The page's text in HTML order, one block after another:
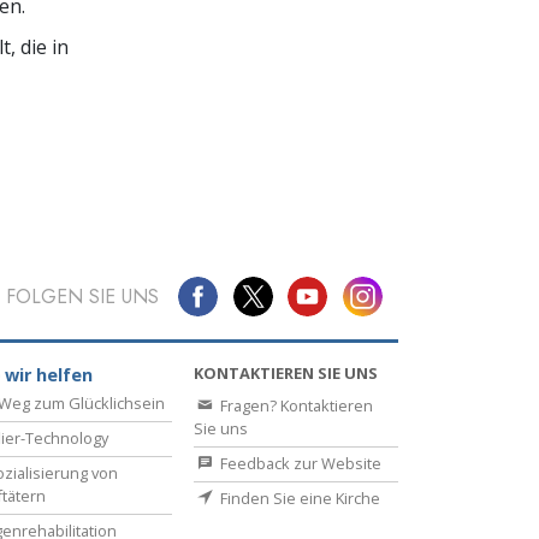
die in
FOLGEN SIE UNS
wir helfen
zum Glücklichsein
Technology
von
KONTAKTIEREN SIE UNS
Fragen? Kontaktieren
Sie uns
Feedback zur Website
Finden Sie eine Kirche